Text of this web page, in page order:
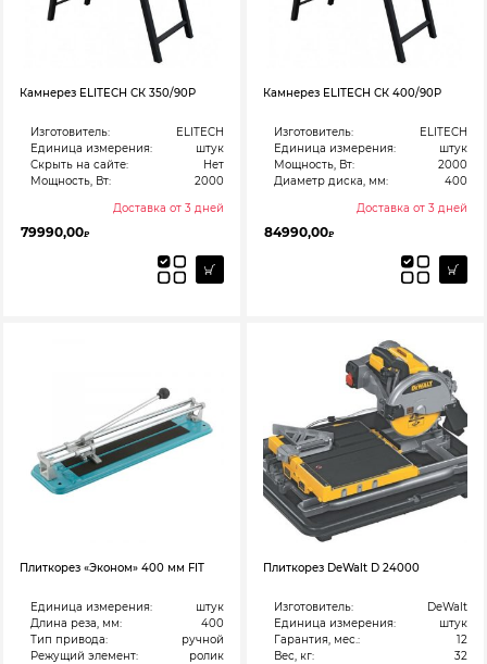
Камнерез ELITECH СК 350/90Р
Изготовитель:
ELITECH
Единица измерения:
штук
Скрыть на сайте:
Нет
Мощность, Вт:
2000
Доставка от 3 дней
79990,00₽
Камнерез ELITECH СК 400/90Р
Изготовитель:
ELITECH
Единица измерения:
штук
Мощность, Вт:
2000
Диаметр диска, мм:
400
Доставка от 3 дней
84990,00₽
Плиткорез «Эконом» 400 мм FIT
Единица измерения:
штук
Длина реза, мм:
400
Тип привода:
ручной
Режущий элемент:
ролик
Плиткорез DeWalt D 24000
Изготовитель:
DeWalt
Единица измерения:
штук
Гарантия, мес.:
12
Вес, кг:
32